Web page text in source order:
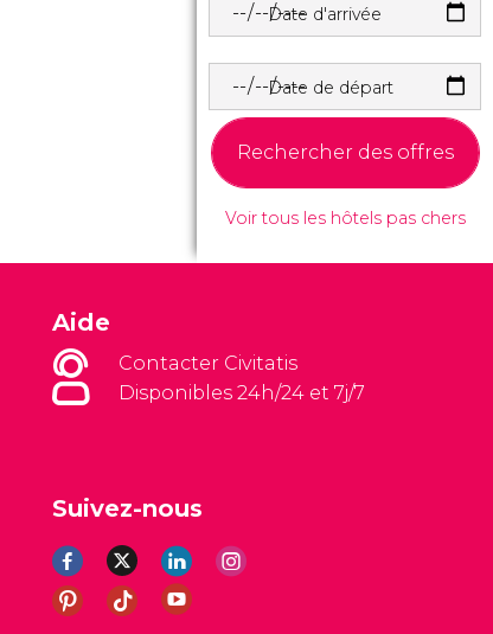
Date d'arrivée
Date de départ
Rechercher des offres
Voir tous les hôtels pas chers
Aide
Contacter Civitatis
Disponibles 24h/24 et 7j/7
Suivez-nous